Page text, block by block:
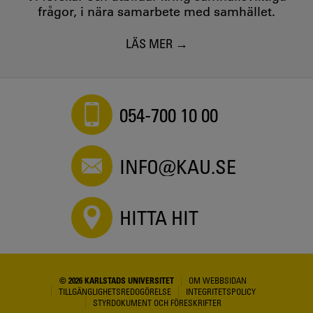
frågor, i nära samarbete med samhället.
LÄS MER
054-700 10 00
INFO@KAU.SE
HITTA HIT
© 2026 KARLSTADS UNIVERSITET
OM WEBBSIDAN
TILLGÄNGLIGHETSREDOGÖRELSE
INTEGRITETSPOLICY
STYRDOKUMENT OCH FÖRESKRIFTER